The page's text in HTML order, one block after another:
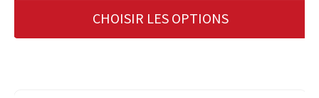
CHOISIR LES OPTIONS